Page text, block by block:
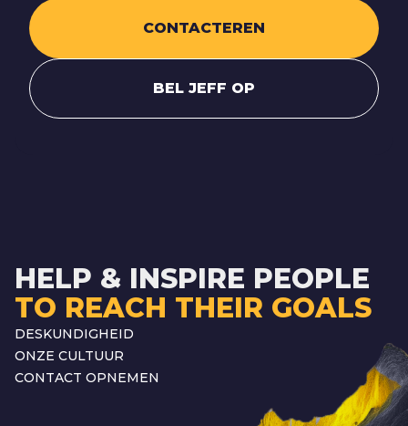
CONTACTEREN
BEL JEFF OP
HELP & INSPIRE PEOPLE
TO REACH THEIR GOALS
DESKUNDIGHEID
ONZE CULTUUR
CONTACT OPNEMEN